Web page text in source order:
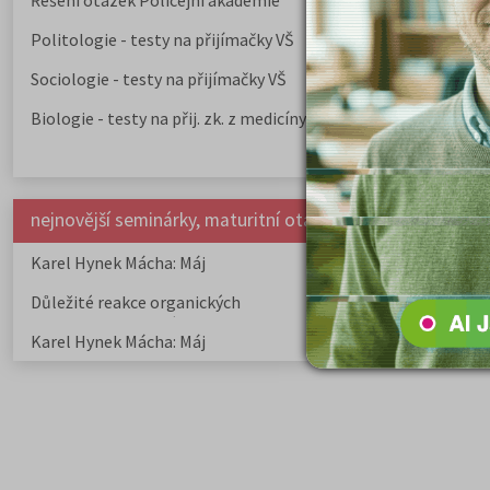
Politologie - testy na přijímačky VŠ
Sociologie - testy na přijímačky VŠ
Biologie - testy na přij. zk. z medicíny
nejnovější seminárky, maturitní otázky a čtenářsky deník
Karel Hynek Mácha: Máj
Karel Havlíček
elegie
Důležité reakce organických
sloučenin a jejich význam
Zákonitosti v
Karel Hynek Mácha: Máj
Karel Havlíček
elegie